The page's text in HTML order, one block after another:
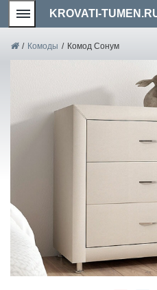
KROVATI-
/ Комоды / Комод Сонум